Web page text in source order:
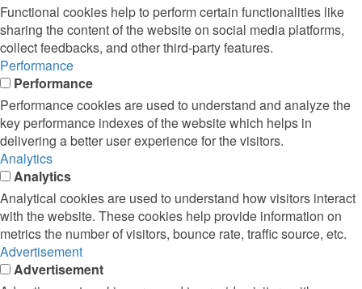
Functional cookies help to perform certain functionalities like
sharing the content of the website on social media platforms,
collect feedbacks, and other third-party features.
Performance
Performance
Performance cookies are used to understand and analyze the
key performance indexes of the website which helps in
delivering a better user experience for the visitors.
Analytics
Analytics
Analytical cookies are used to understand how visitors interact
with the website. These cookies help provide information on
metrics the number of visitors, bounce rate, traffic source, etc.
Advertisement
Advertisement